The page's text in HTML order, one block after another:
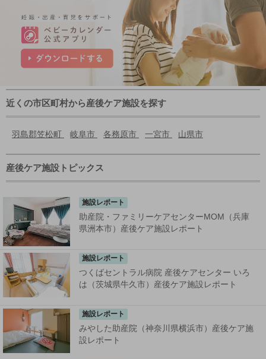
近くの市区町村から産後ケア施設を探す
羽島郡笠松町 岐阜市 各務原市 一宮市 山県市
産後ケア施設トピックス
施設レポート
助産院・ファミリーケアセンターMOM（兵庫
県洲本市）産後ケア施設レポート
施設レポート
つくばセントラル病院 産後ケアセンター いろ
は（茨城県牛久市）産後ケア施設レポート
施設レポート
みやした助産院（神奈川県横浜市）産後ケア施
設レポート